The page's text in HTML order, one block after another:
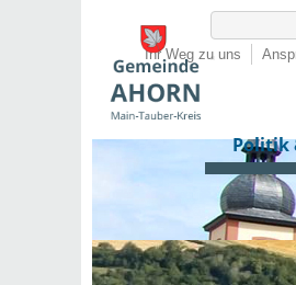
Ihr Weg zu uns
Politik